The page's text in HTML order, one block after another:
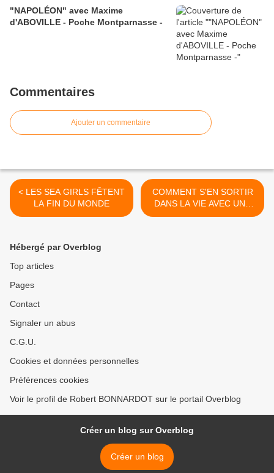
"NAPOLÉON" avec Maxime
d'ABOVILLE - Poche Montparnasse -
Commentaires
Ajouter un commentaire
< LES SEA GIRLS FÊTENT
LA FIN DU MONDE
COMMENT S'EN SORTIR
DANS LA VIE AVEC UNE
MAUVAISE ETOILE? >
Hébergé par Overblog
Top articles
Pages
Contact
Signaler un abus
C.G.U.
Cookies et données personnelles
Préférences cookies
Voir le profil de Robert BONNARDOT sur le portail Overblog
Créer un blog sur Overblog
Créer un blog